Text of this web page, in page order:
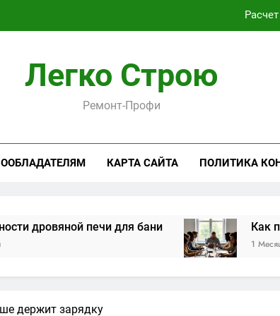
Виртуальная платёжная карта за 5 минут без
Критерии выбора пластиковых окон
Как проходит практическая подготовка по
Легко Строю
Ремонт-Профи
КАРТА САЙТА ПОЛИТИКА
печи для бани Как проходит
1 Месяц Спустя
держит зарядку